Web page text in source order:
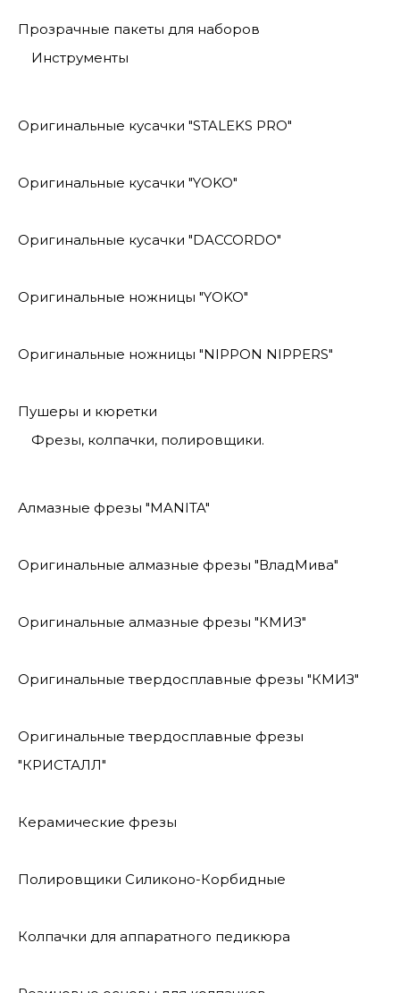
Прозрачные пакеты для наборов
Инструменты
Оригинальные кусачки "STALEKS PRO"
Оригинальные кусачки "YOKO"
Оригинальные кусачки "DACCORDO"
Оригинальные ножницы "YOKO"
Оригинальные ножницы "NIPPON NIPPERS"
Пушеры и кюретки
Фрезы, колпачки, полировщики.
Алмазные фрезы "MANITA"
Оригинальные алмазные фрезы "ВладМива"
Оригинальные алмазные фрезы "КМИЗ"
Оригинальные твердосплавные фрезы "КМИЗ"
Оригинальные твердосплавные фрезы
"КРИСТАЛЛ"
Керамические фрезы
Полировщики Силиконо-Корбидные
Колпачки для аппаратного педикюра